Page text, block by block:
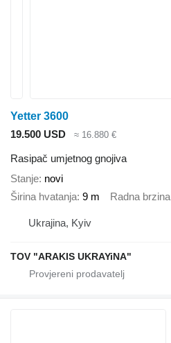
Yetter 3600
19.500 USD
≈ 16.880 €
Rasipač umjetnog gnojiva
Stanje novi
Širina hvatanja 9 m Radna brzina
Ukrajina, Kyiv
TOV "ARAKIS UKRAYiNA"